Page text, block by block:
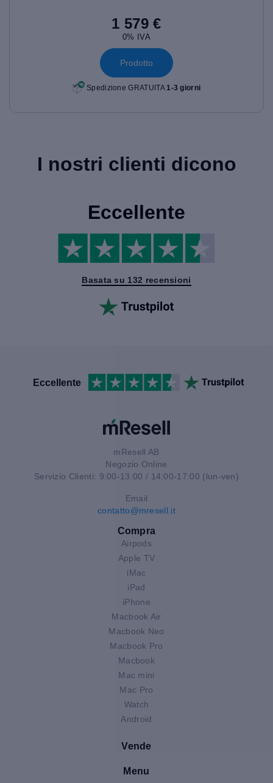
1 579 €
0% IVA
Prodotto
Spedizione GRATUITA1-3 giorni
I nostri clienti dicono
Eccellente
Basata su 132 recensioni
Eccellente
mResell AB
Negozio Online
Servizio Clienti: 9:00-13:00 / 14:00-17:00 (lun-ven)
Email
contatto@mresell.it
Compra
Airpods
Apple TV
iMac
iPad
iPhone
Macbook Air
Macbook Neo
Macbook Pro
Macbook
Mac mini
Mac Pro
Watch
Android
Vende
Menu